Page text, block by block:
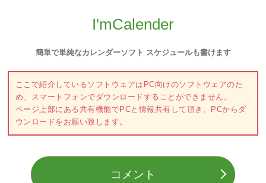
I'mCalender
簡単で単純なカレンダーソフト スケジュールも書けます
ここで紹介しているソフトウェアはPC向けのソフトウェアのた
め、スマートフォンでダウンロードすることができません。
ページ上部にある共有機能でPCと情報共有して頂き、PCからダ
ウンロードをお願い致します。
コメント